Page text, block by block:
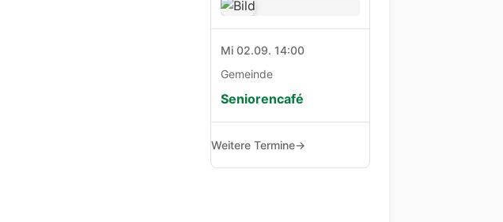
Mi 02.09. 14:00
Gemeinde
Seniorencafé
Weitere Termine→